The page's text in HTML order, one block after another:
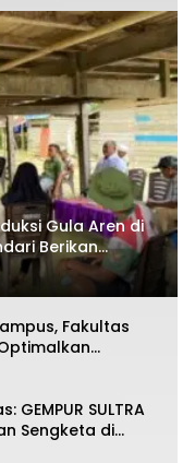
Gula Aren di
Berikan
Fakultas
Agribisnis
GEMPUR SULTRA
Sengketa di